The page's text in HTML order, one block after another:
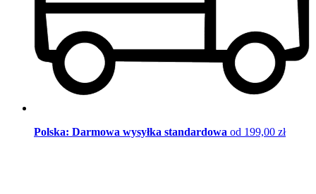
Polska: Darmowa wysyłka standardowa od 199,00 zł